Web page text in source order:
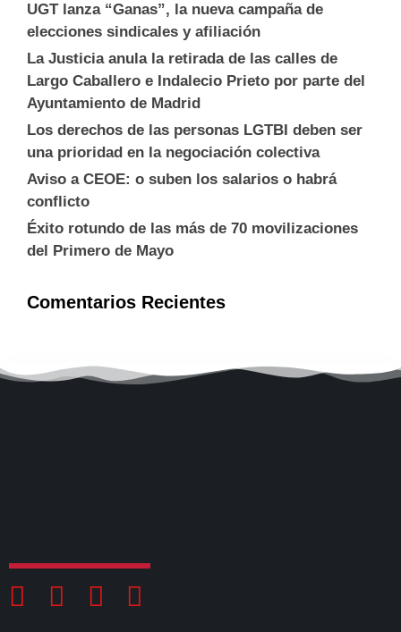
UGT lanza “Ganas”, la nueva campaña de
elecciones sindicales y afiliación
La Justicia anula la retirada de las calles de
Largo Caballero e Indalecio Prieto por parte del
Ayuntamiento de Madrid
Los derechos de las personas LGTBI deben ser
una prioridad en la negociación colectiva
Aviso a CEOE: o suben los salarios o habrá
conflicto
Éxito rotundo de las más de 70 movilizaciones
del Primero de Mayo
Comentarios Recientes